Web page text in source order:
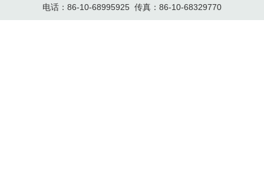
电话：86-10-68995925 传真：86-10-68329770